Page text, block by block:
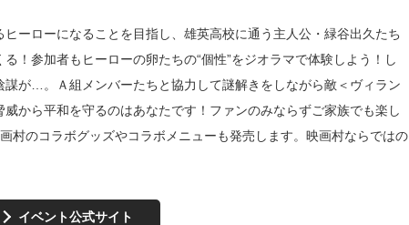
ーローになることを目指し、雄英高校に通う主人公・緑谷出久たち
！参加者もヒーローの卵たちの“個性”をジオラマで体験しよう！し
が…。Ａ組メンバーたちと協力して謎解きをしながら敵＜ヴィラン
から平和を守るのはあなたです！ファンのみならずご家族でも楽し
村のコラボグッズやコラボメニューも発売します。映画村ならではの
イベント公式サイト